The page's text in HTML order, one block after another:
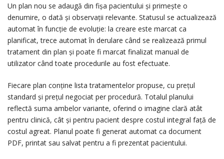
Un plan nou se adaugă din fișa pacientului și primește o
denumire, o dată și observații relevante. Statusul se actualizează
automat în funcție de evoluție: la creare este marcat ca
planificat, trece automat în derulare când se realizează primul
tratament din plan și poate fi marcat finalizat manual de
utilizator când toate procedurile au fost efectuate.
Fiecare plan conține lista tratamentelor propuse, cu prețul
standard și prețul negociat per procedură. Totalul planului
reflectă suma ambelor variante, oferind o imagine clară atât
pentru clinică, cât și pentru pacient despre costul integral față de
costul agreat. Planul poate fi generat automat ca document
PDF, printat sau salvat pentru a fi prezentat pacientului.